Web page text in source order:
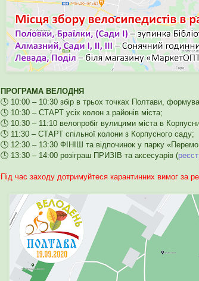
ПРОГРАМА ВЕЛОДНЯ
🕓 10:00 – 10:30 збір в трьох точках Полтави,
🕓 10:30 – СТАРТ усіх колон з районів міста;
🕓 10:30 – 11:10 велопробіг вулицями міста в
🕓 11:30 – СТАРТ спільної колони з Корпусного саду;
🕓 12:30 – 13:30 ФІНІШ та відпочинок у парку
🕓 13:30 – 14:00 розіграш ПРИЗІВ та аксесуарів (
Під час заходу дотримуйтеся карантинних вимог за